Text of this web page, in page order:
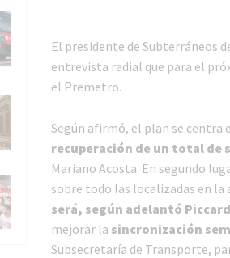
El presidente de Subterráneos
entrevista radial que para el
el Premetro.
Según afirmó, el plan se centra
recuperación de un total de
Mariano Acosta. En segundo
sobre todo las localizadas en la
será, según adelantó
mejorar la sincronización
Subsecretaría de Transporte,